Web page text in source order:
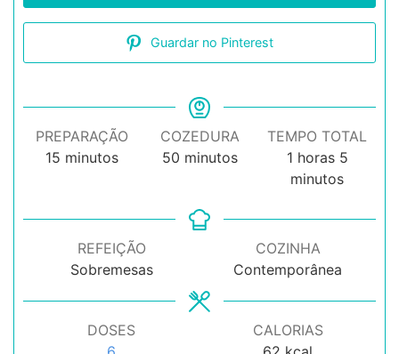
Guardar no Pinterest
PREPARAÇÃO
15 minutos
minutos
COZEDURA
50minutos
minutos
TEMPO TOTAL
1hora
horas 5
minutos
REFEIÇÃO
Sobremesas
COZINHA
Contemporânea
DOSES
CALORIAS